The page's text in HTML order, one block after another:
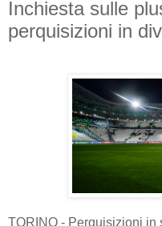
Inchiesta sulle
perquisizioni in
TORINO - Perquisizioni in